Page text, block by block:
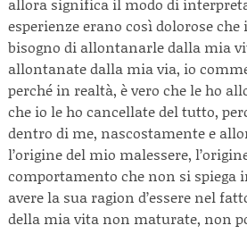
esperienze erano così dolorose
bisogno di allontanarle dalla mia
allontanate dalla mia via, io
perché in realtà, è vero che le ho
che io le ho cancellate del tutto,
dentro di me, nascostamente e
l’origine del mio malessere,
comportamento che non si spiega
avere la sua ragion d’essere nel
della mia vita non maturate, non